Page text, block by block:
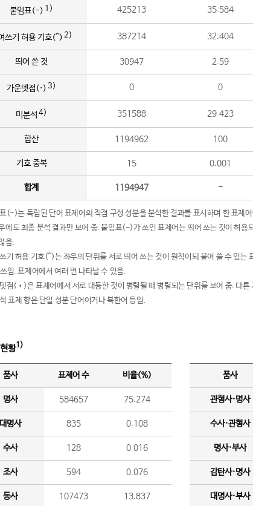
붙임표(-) 1) 425213 35.584
쓰기 허용 기호(^) 2) 387214 32.404
띄어 쓴 것 30947 2.59
가운뎃점(·) 3) 0 0
미분석 4) 351588 29.423
합산 1194962 100
기호 중복 15 0.001
합계 1194947 -
(-)는 독립된 단어 표제어의 직접 구성 성분을 분석한 결과를 표시하며 한 표제
에도 최종 분석 결과만 보여 줌. 붙임표(-)가 쓰인 표제어는 띄어 쓰는 것이 허
음.
기 허용 기호(^)는 좌우의 단위를 서로 띄어 쓰는 것이 원칙이되 붙여 쓸 수 있는
임. 표제어에서 여러 번 나타날 수 있음.
점(•)은 표제어에서 서로 대등한 것이 병렬될 때 병렬되는 단위를 보여 줌. 다른
표제 항은 단일 성분 단어이거나 북한어 등임.
황1)
품사 표제어 수 비율(%)
명사 584657 75.274
명사 835 0.108
수사 128 0.016
조사 594 0.076
동사 107473 13.837
품사
관형사·명사
수사·관형사
명사·부사
감탄사·명사
대명사·부사